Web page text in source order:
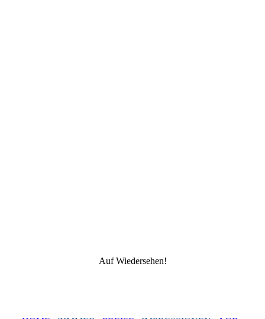
Auf Wiedersehen!